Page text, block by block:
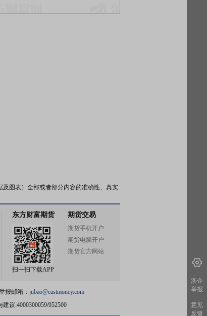
图表）全部或者部分内容的准确性、真实
东方财富期货
扫一扫下载APP
期货交易
期货手机开户
期货电脑开户
期货官方网站
报邮箱： jubao@eastmoney.com
建议:4000300059/952500
涉企
举报
意见
反馈